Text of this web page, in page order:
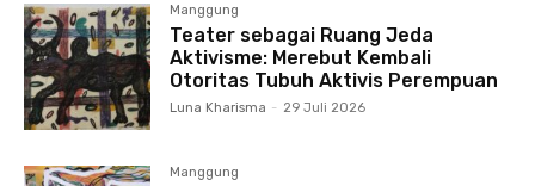
Manggung
Teater sebagai Ruang Jeda
Aktivisme: Merebut Kembali
Otoritas Tubuh Aktivis Perempuan
Luna Kharisma - 29 Juli 2026
Manggung